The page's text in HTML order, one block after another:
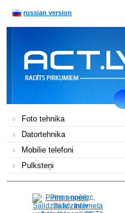
russian version
Foto tehnika
Datortehnika
Mobilie telefoni
Pulksteņi
Pirms nopērc,
Salidzini.lv - Interneta